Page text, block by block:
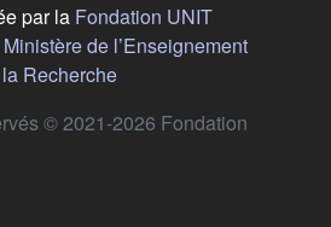
par la Fondation UNIT(s'ouvre
Ministère de l’Enseignement
Recherche(s'ouvre dans un nouvel
© 2021-2026 Fondation